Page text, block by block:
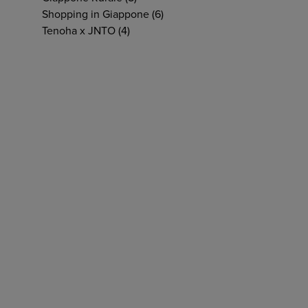
Shopping in Giappone (6)
Tenoha x JNTO (4)